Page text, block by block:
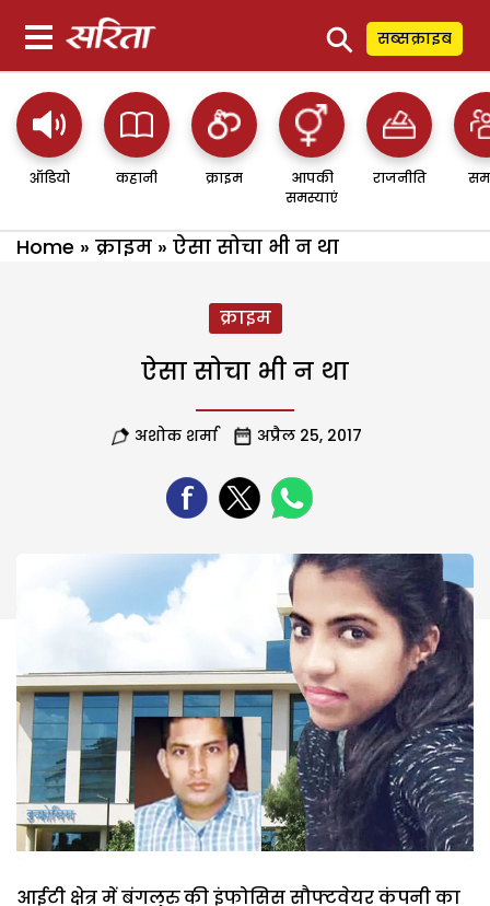
⚲ सब्सक्राइब
ऑडियो कहानी क्राइम
आपकी
समस्याएं
राजनीति
Home » क्राइम » ऐसा सोचा भी न था
क्राइम
ऐसा सोचा भी न था
अशोक शर्मा अप्रैल 25, 2017
आईटी क्षेत्र में बंगलुरु की इंफोसिस सौफ्टवेयर कंपनी का